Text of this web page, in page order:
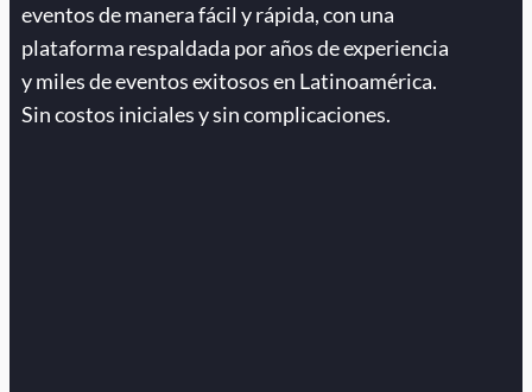
eventos de manera fácil y rápida, con una
plataforma respaldada por años de experiencia
y miles de eventos exitosos en Latinoamérica.
Sin costos iniciales y sin complicaciones.